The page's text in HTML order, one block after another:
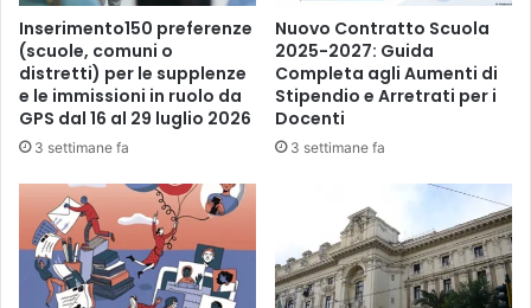
i
p
e
g
g
i
g
Inserimento150 preferenze
(scuole, comuni o
distretti) per le supplenze
e le immissioni in ruolo da
GPS dal 16 al 29 luglio 2026
3 settimane fa
Nuovo Contratto Scuola
2025-2027: Guida
Completa agli Aumenti di
Stipendio e Arretrati per i
Docenti
3 settimane fa